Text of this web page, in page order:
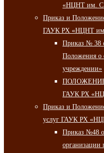
«НЦНТ им.
Приказ и
ГАУК РХ «НЦНТ
Приказ № 38
Положения о
учреждении»
ПОЛОЖЕНИЕ
ГАУК РХ
Приказ и
услуг ГАУК РХ
Приказ №48
организации